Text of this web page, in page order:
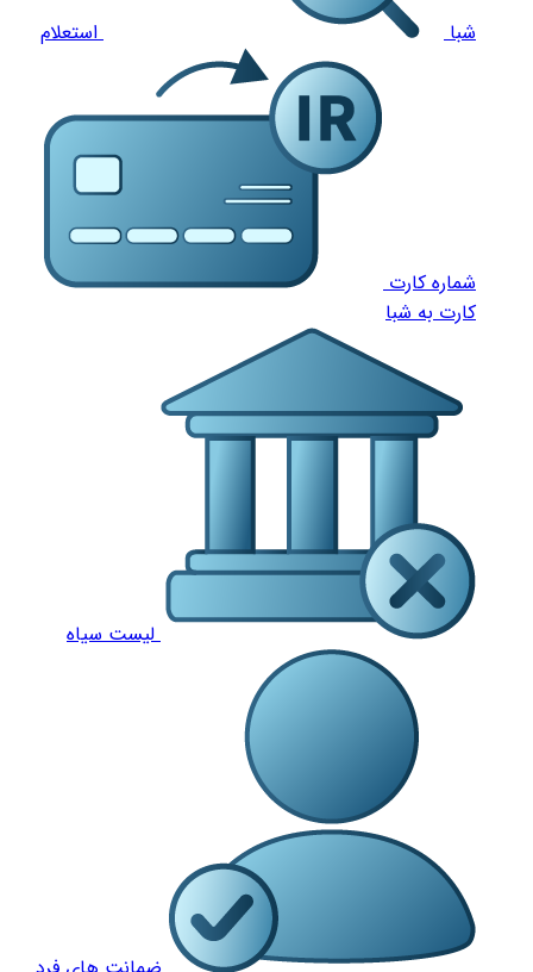
شبا استعلام
شماره کارت
کارت به شبا
لیست سیاه